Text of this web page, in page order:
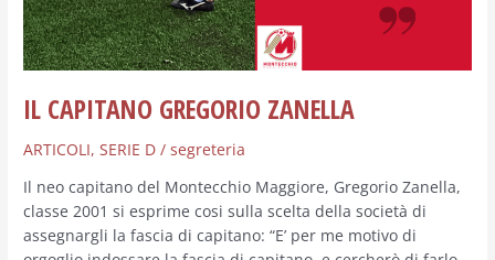
IL CAPITANO GREGORIO ZANELLA
ARTICOLI,SERIE D /segreteria
Il neo capitano del Montecchio Maggiore, Gregorio Zanella,
classe 2001 si esprime cosi sulla scelta della società di
assegnargli la fascia di capitano: “E’ per me motivo di